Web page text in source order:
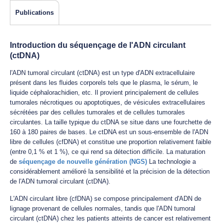
Publications
Introduction du séquençage de l'ADN circulant
(ctDNA)
l'ADN tumoral circulant (ctDNA) est un type d'ADN extracellulaire
présent dans les fluides corporels tels que le plasma, le sérum, le
liquide céphalorachidien, etc. Il provient principalement de cellules
tumorales nécrotiques ou apoptotiques, de vésicules extracellulaires
sécrétées par des cellules tumorales et de cellules tumorales
circulantes. La taille typique du ctDNA se situe dans une fourchette de
160 à 180 paires de bases. Le ctDNA est un sous-ensemble de l'ADN
libre de cellules (cfDNA) et constitue une proportion relativement faible
(entre 0,1 % et 1 %), ce qui rend sa détection difficile. La maturation
de séquençage de nouvelle génération (NGS) La technologie a
considérablement amélioré la sensibilité et la précision de la détection
de l'ADN tumoral circulant (ctDNA).
L'ADN circulant libre (cfDNA) se compose principalement d'ADN de
lignage provenant de cellules normales, tandis que l'ADN tumoral
circulant (ctDNA) chez les patients atteints de cancer est relativement